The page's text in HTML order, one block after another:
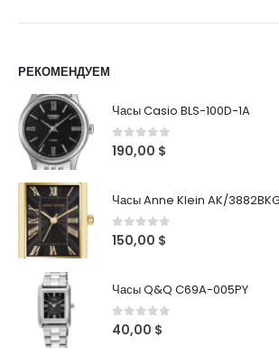
РЕКОМЕНДУЕМ
Часы Casio BLS-100D-1A
0out of 5
190,00 $
Часы Anne Klein AK/
0out of 5
150,00 $
Часы Q&Q C69A-005PY
0 out of 5
40,00 $